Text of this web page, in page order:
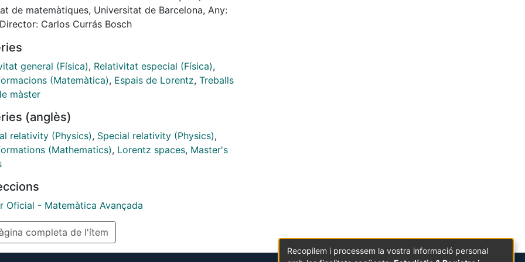
that the reader have
mathematical knowledge, specially about
skip definitions and theorems regarding this
Mathematics (such as the
of connexion, Riemannian metrics or curvature).
give some notions of
Chapters 2 and 3 at light
Relativity and General Relativity theories,
de matemàtiques, Universitat de Barcelona, Any:
Carlos Currás Bosch
general (Física), Relativitat especial (Física),
(Matemàtica), Espais de Lorentz, Treballs
màster
(anglès)
relativity (Physics), Special relativity (Physics),
(Mathematics), Lorentz spaces, Master's
Oficial - Matemàtica Avançada
completa de l'ítem
Recopilem i processem la vostra informació personal